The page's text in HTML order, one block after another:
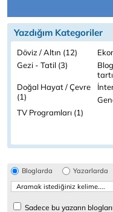
Yazdığım Kategoriler
Döviz / Altın (12)
Gezi - Tatil (3)
Doğal Hayat / Çevre
(1)
TV Programları (1)
Bloglarda Yazarlarda
Sadece bu yazarın